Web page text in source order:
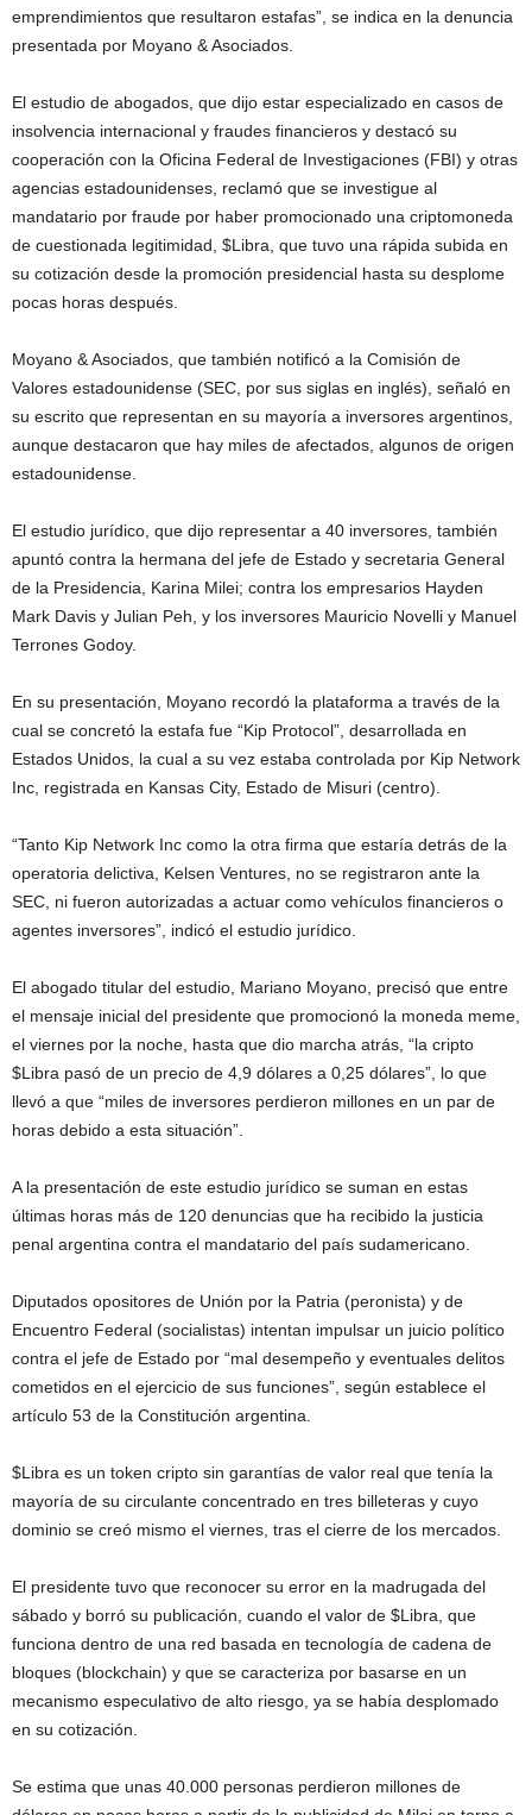
emprendimientos que resultaron estafas”, se indica en la denuncia
presentada por Moyano & Asociados.
El estudio de abogados, que dijo estar especializado en casos de
insolvencia internacional y fraudes financieros y destacó su
cooperación con la Oficina Federal de Investigaciones (FBI) y otras
agencias estadounidenses, reclamó que se investigue al
mandatario por fraude por haber promocionado una criptomoneda
de cuestionada legitimidad, $Libra, que tuvo una rápida subida en
su cotización desde la promoción presidencial hasta su desplome
pocas horas después.
Moyano & Asociados, que también notificó a la Comisión de
Valores estadounidense (SEC, por sus siglas en inglés), señaló en
su escrito que representan en su mayoría a inversores argentinos,
aunque destacaron que hay miles de afectados, algunos de origen
estadounidense.
El estudio jurídico, que dijo representar a 40 inversores, también
apuntó contra la hermana del jefe de Estado y secretaria General
de la Presidencia, Karina Milei; contra los empresarios Hayden
Mark Davis y Julian Peh, y los inversores Mauricio Novelli y Manuel
Terrones Godoy.
En su presentación, Moyano recordó la plataforma a través de la
cual se concretó la estafa fue “Kip Protocol”, desarrollada en
Estados Unidos, la cual a su vez estaba controlada por Kip Network
Inc, registrada en Kansas City, Estado de Misuri (centro).
“Tanto Kip Network Inc como la otra firma que estaría detrás de la
operatoria delictiva, Kelsen Ventures, no se registraron ante la
SEC, ni fueron autorizadas a actuar como vehículos financieros o
agentes inversores”, indicó el estudio jurídico.
El abogado titular del estudio, Mariano Moyano, precisó que entre
el mensaje inicial del presidente que promocionó la moneda meme,
el viernes por la noche, hasta que dio marcha atrás, “la cripto
$Libra pasó de un precio de 4,9 dólares a 0,25 dólares”, lo que
llevó a que “miles de inversores perdieron millones en un par de
horas debido a esta situación”.
A la presentación de este estudio jurídico se suman en estas
últimas horas más de 120 denuncias que ha recibido la justicia
penal argentina contra el mandatario del país sudamericano.
Diputados opositores de Unión por la Patria (peronista) y de
Encuentro Federal (socialistas) intentan impulsar un juicio político
contra el jefe de Estado por “mal desempeño y eventuales delitos
cometidos en el ejercicio de sus funciones”, según establece el
artículo 53 de la Constitución argentina.
$Libra es un token cripto sin garantías de valor real que tenía la
mayoría de su circulante concentrado en tres billeteras y cuyo
dominio se creó mismo el viernes, tras el cierre de los mercados.
El presidente tuvo que reconocer su error en la madrugada del
sábado y borró su publicación, cuando el valor de $Libra, que
funciona dentro de una red basada en tecnología de cadena de
bloques (blockchain) y que se caracteriza por basarse en un
mecanismo especulativo de alto riesgo, ya se había desplomado
en su cotización.
Se estima que unas 40.000 personas perdieron millones de